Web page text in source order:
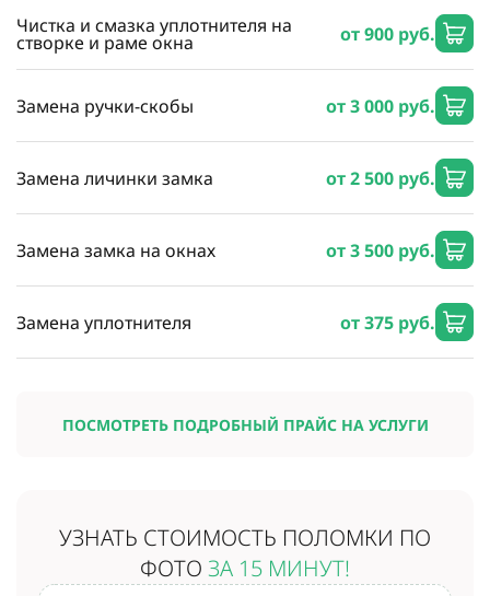
Чистка и смазка уплотнителя на
створке и раме окна от 900 руб.
Замена ручки-скобы от 3 000 руб.
Замена личинки замка от 2 500 руб.
Замена замка на окнах от 3 500 руб.
Замена уплотнителя от 375 руб.
ПОСМОТРЕТЬ ПОДРОБНЫЙ ПРАЙС НА УСЛУГИ
УЗНАТЬ СТОИМОСТЬ ПОЛОМКИ ПО
ФОТО ЗА 15 МИНУТ!